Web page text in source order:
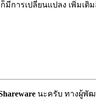
มีการเปลี่ยนแปลง เพิ่มเติ
นะครับ ทางผู้พัฒ